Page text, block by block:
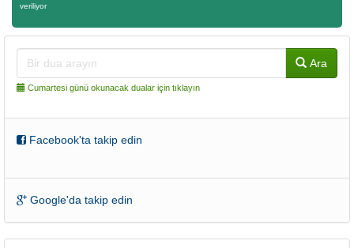
veriliyor
Ara
Cumartesi günü okunacak dualar için tıklayın
Facebook'ta takip edin
Google'da takip edin